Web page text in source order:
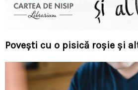
Poveşti cu o pisică roşie şi